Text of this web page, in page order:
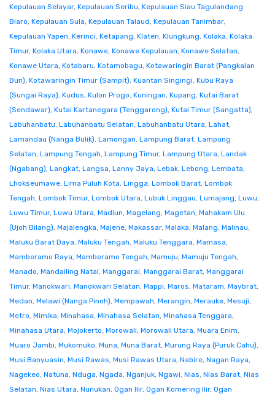
Kepulauan Selayar, Kepulauan Seribu, Kepulauan Siau Tagulandang
Biaro, Kepulauan Sula, Kepulauan Talaud, Kepulauan Tanimbar,
Kepulauan Yapen, Kerinci, Ketapang, Klaten, Klungkung, Kolaka, Kolaka
Timur, Kolaka Utara, Konawe, Konawe Kepulauan, Konawe Selatan,
Konawe Utara, Kotabaru, Kotamobagu, Kotawaringin Barat (Pangkalan
Bun), Kotawaringin Timur (Sampit), Kuantan Singingi, Kubu Raya
(Sungai Raya), Kudus, Kulon Progo, Kuningan, Kupang, Kutai Barat
(Sendawar), Kutai Kartanegara (Tenggarong), Kutai Timur (Sangatta),
Labuhanbatu, Labuhanbatu Selatan, Labuhanbatu Utara, Lahat,
Lamandau (Nanga Bulik), Lamongan, Lampung Barat, Lampung
Selatan, Lampung Tengah, Lampung Timur, Lampung Utara, Landak
(Ngabang), Langkat, Langsa, Lanny Jaya, Lebak, Lebong, Lembata,
Lhokseumawe, Lima Puluh Kota, Lingga, Lombok Barat, Lombok
Tengah, Lombok Timur, Lombok Utara, Lubuk Linggau, Lumajang, Luwu,
Luwu Timur, Luwu Utara, Madiun, Magelang, Magetan, Mahakam Ulu
(Ujoh Bilang), Majalengka, Majene, Makassar, Malaka, Malang, Malinau,
Maluku Barat Daya, Maluku Tengah, Maluku Tenggara, Mamasa,
Mamberamo Raya, Mamberamo Tengah, Mamuju, Mamuju Tengah,
Manado, Mandailing Natal, Manggarai, Manggarai Barat, Manggarai
Timur, Manokwari, Manokwari Selatan, Mappi, Maros, Mataram, Maybrat,
Medan, Melawi (Nanga Pinoh), Mempawah, Merangin, Merauke, Mesuji,
Metro, Mimika, Minahasa, Minahasa Selatan, Minahasa Tenggara,
Minahasa Utara, Mojokerto, Morowali, Morowali Utara, Muara Enim,
Muaro Jambi, Mukomuko, Muna, Muna Barat, Murung Raya (Puruk Cahu),
Musi Banyuasin, Musi Rawas, Musi Rawas Utara, Nabire, Nagan Raya,
Nagekeo, Natuna, Nduga, Ngada, Nganjuk, Ngawi, Nias, Nias Barat, Nias
Selatan, Nias Utara, Nunukan, Ogan Ilir, Ogan Komering Ilir, Ogan